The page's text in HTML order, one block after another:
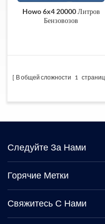
Howo 6x4 20000 Литров
Бензовозов
В общей сложности 1 страниц
Следуйте За Нами
Горячие Метки
Свяжитесь С Нами